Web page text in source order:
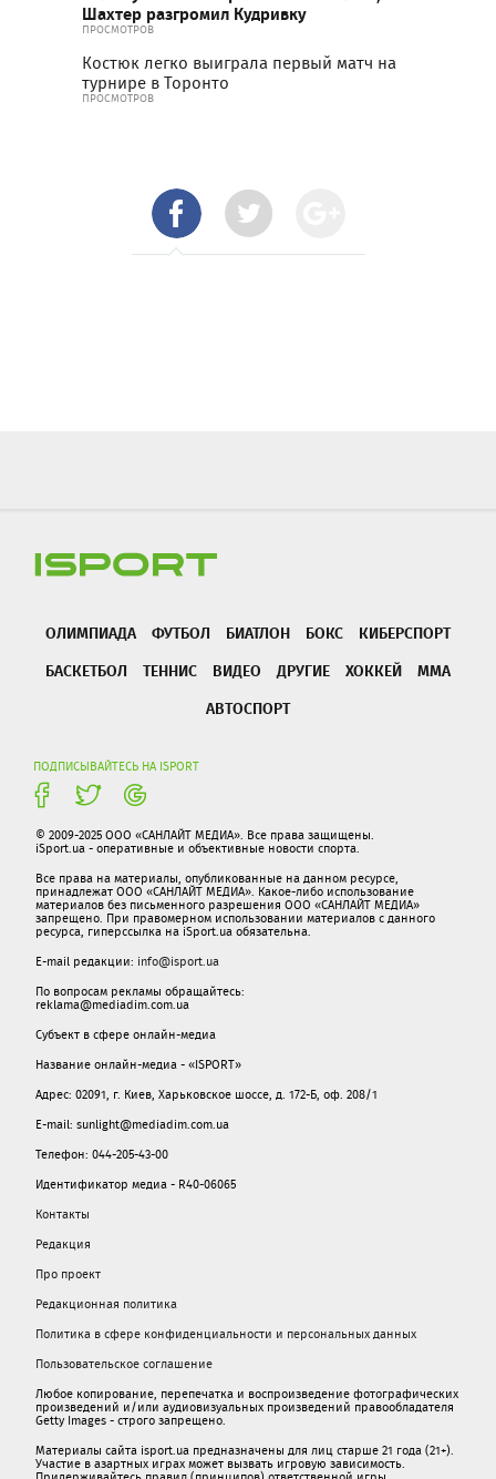
Шахтер разгромил Кудривку
ПРОСМОТРОВ
Костюк легко выиграла первый матч на
турнире в Торонто
ПРОСМОТРОВ
ОЛИМПИАДА ФУТБОЛ БИАТЛОН БОКС
КИБЕРСПОРТ
БАСКЕТБОЛ
ТЕННИС ВИДЕО ДРУГИЕ ХОККЕЙ
ММА
АВТОСПОРТ
ПОДПИСЫВАЙТЕСЬ НА ISPORT
© 2009-2025 ООО «САНЛАЙТ МЕДИА». Все права защищены.
iSport.ua - оперативные и объективные новости спорта.
Все права на материалы, опубликованные на данном ресурсе,
принадлежат ООО «САНЛАЙТ МЕДИА». Какое-либо использование
материалов без письменного разрешения ООО «САНЛАЙТ МЕДИА»
запрещено. При правомерном использовании материалов с данного
ресурса, гиперссылка на iSport.ua обязательна.
E-mail редакции: info@isport.ua
По вопросам рекламы обращайтесь:
reklama@mediadim.com.ua
Субъект в сфере онлайн-медиа
Название онлайн-медиа - «ISPORT»
Адрес: 02091, г. Киев, Харьковское шоссе, д. 172-Б, оф. 208/1
E-mail: sunlight@mediadim.com.ua
Телефон: 044-205-43-00
Идентификатор медиа - R40-06065
Контакты
Редакция
Про проект
Редакционная политика
Политика в сфере конфиденциальности и персональных данных
Пользовательское соглашение
Любое копирование, перепечатка и воспроизведение фотографических
произведений и/или аудиовизуальных произведений правообладателя
Getty Images - строго запрещено.
Материалы сайта isport.ua предназначены для лиц старше 21 года (21+).
Участие в азартных играх может вызвать игровую зависимость.